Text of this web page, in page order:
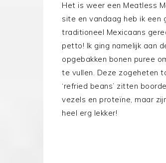
Het is weer een Meatless
site en vandaag heb ik een
traditioneel Mexicaans
petto! Ik ging namelijk aan
opgebakken bonen puree
te vullen. Deze zogeheten
‘refried beans’ zitten
vezels en proteïne, maar
heel erg lekker!